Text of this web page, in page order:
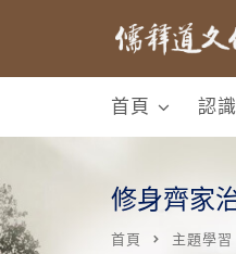
首頁 認
修身齊家
首頁 主題學習